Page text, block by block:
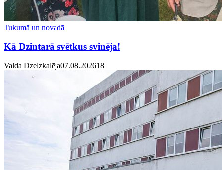
Tukumā un novadā
Kā Dzintarā svētkus svinēja!
Valda Dzelzkalēja07.08.202618